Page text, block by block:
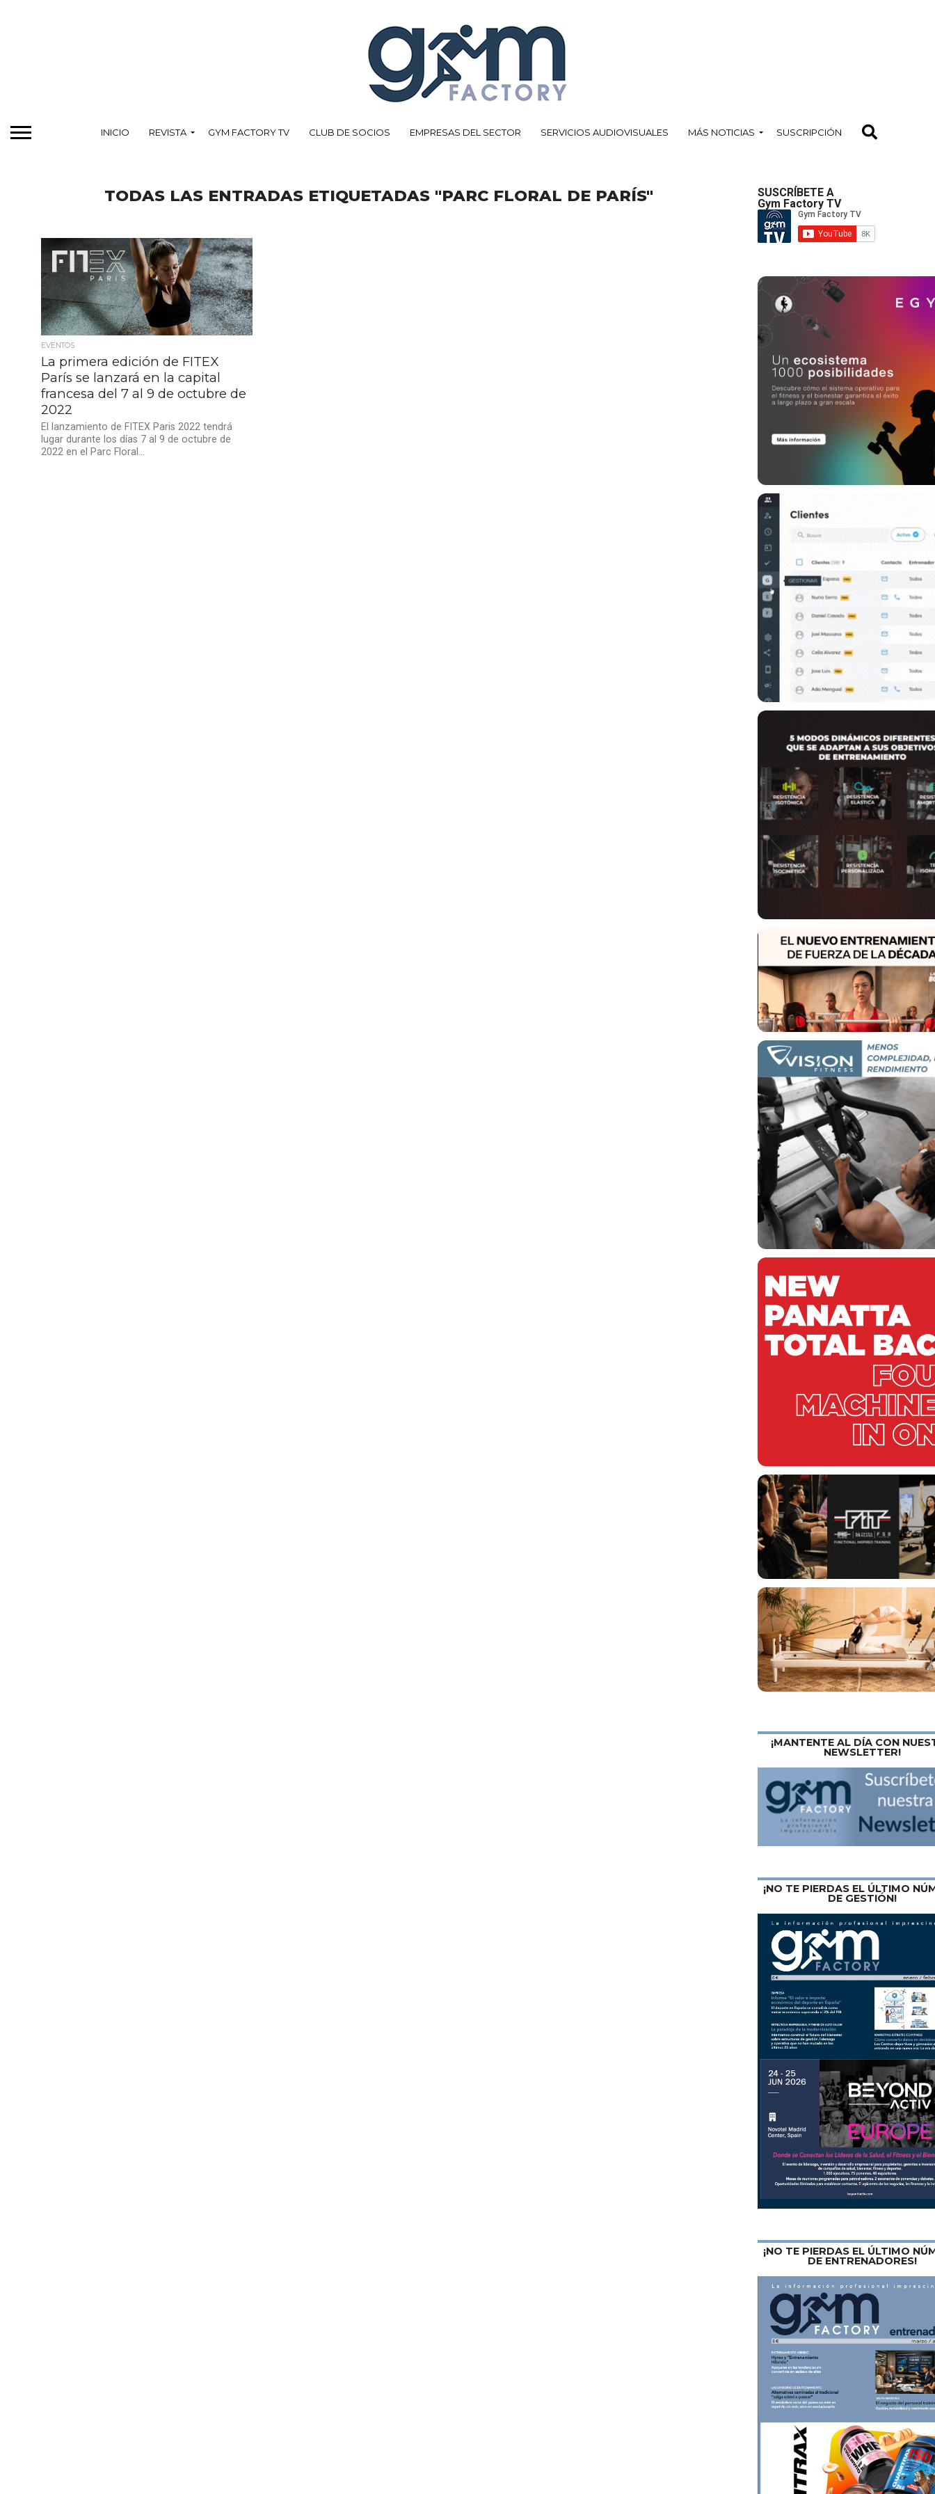
INICIO REVISTA GYM FACTORY TV CLUB DE SOCIOS EMPRESAS DEL SECTOR SERVICIOS AUDIOVISUALES MÁS NOTICIAS SUSCRIPCIÓN
TODAS LAS ENTRADAS ETIQUETADAS "PARC FLORAL DE PARÍS"
EVENTOS
La primera edición de FITEX
París se lanzará en la capital
francesa del 7 al 9 de octubre de
2022
El lanzamiento de FITEX Paris 2022 tendrá
lugar durante los días 7 al 9 de octubre de
2022 en el Parc Floral...
SUSCRÍBETE A
Gym Factory TV
¡MANTENTE AL DÍA CON
NEWSLETTER!
¡NO TE PIERDAS EL ÚLTIMO
DE GESTIÓN!
¡NO TE PIERDAS EL ÚLTIMO
DE ENTRENADORES!